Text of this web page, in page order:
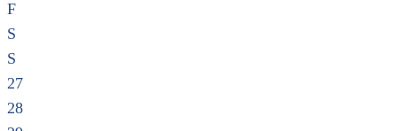
F
S
S
27
28